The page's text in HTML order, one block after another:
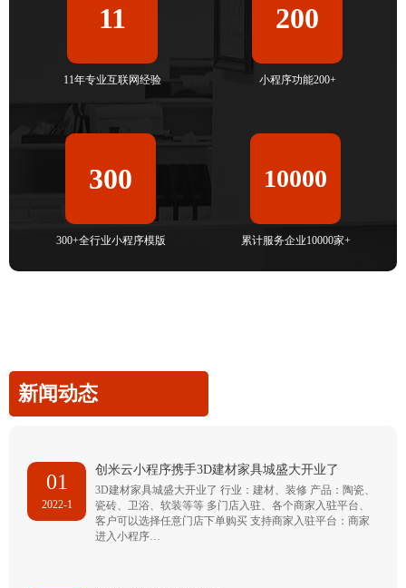
11
11年专业互联网经验
200
小程序功能200+
300
300+全行业小程序模版
10000
累计服务企业10000家+
新闻动态
01
2022-1
创米云小程序携手3D建材家具城盛大开业了
3D建材家具城盛大开业了 行业：建材、装修 产品：陶瓷、
瓷砖、卫浴、软装等等 多门店入驻、各个商家入驻平台、
客户可以选择任意门店下单购买 支持商家入驻平台：商家
进入小程序…